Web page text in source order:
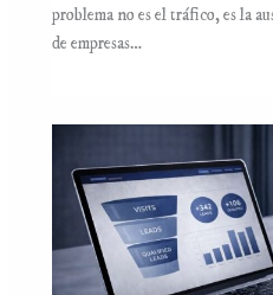
problema no es el tráfico, es la
de empresas…